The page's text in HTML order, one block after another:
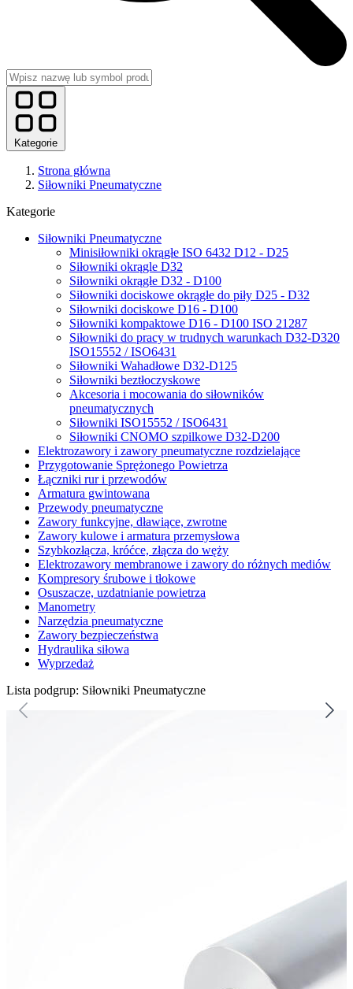
Kategorie
Strona główna
Siłowniki Pneumatyczne
Kategorie
Siłowniki Pneumatyczne
Minisiłowniki okrągłe ISO 6432 D12 - D25
Siłowniki okrągle D32
Siłowniki okrągłe D32 - D100
Siłowniki dociskowe okrągłe do piły D25 - D32
Siłowniki dociskowe D16 - D100
Siłowniki kompaktowe D16 - D100 ISO 21287
Siłowniki do pracy w trudnych warunkach D32-D320
ISO15552 / ISO6431
Siłowniki Wahadłowe D32-D125
Siłowniki beztłoczyskowe
Akcesoria i mocowania do siłowników
pneumatycznych
Siłowniki ISO15552 / ISO6431
Siłowniki CNOMO szpilkowe D32-D200
Elektrozawory i zawory pneumatyczne rozdzielające
Przygotowanie Sprężonego Powietrza
Łączniki rur i przewodów
Armatura gwintowana
Przewody pneumatyczne
Zawory funkcyjne, dławiące, zwrotne
Zawory kulowe i armatura przemysłowa
Szybkozłącza, króćce, złącza do węży
Elektrozawory membranowe i zawory do różnych mediów
Kompresory śrubowe i tłokowe
Osuszacze, uzdatnianie powietrza
Manometry
Narzędzia pneumatyczne
Zawory bezpieczeństwa
Hydraulika siłowa
Wyprzedaż
Lista podgrup: Siłowniki Pneumatyczne